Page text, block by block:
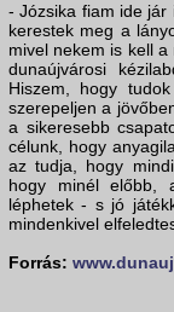
- Józsika fiam ide jár
kerestek meg a
mivel nekem is kell
dunaújvárosi
Hiszem, hogy
szerepeljen a
a sikeresebb
célunk, hogy
az tudja, hogy
hogy minél előbb,
léphetek - s jó
mindenkivel
Forrás: